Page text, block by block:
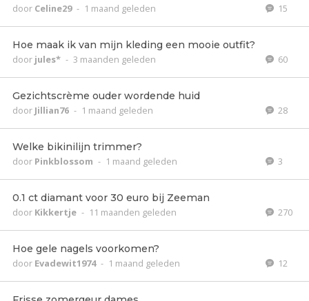
door Celine29 - 1 maand geleden 15
Hoe maak ik van mijn kleding een mooie outfit?
door jules* - 3 maanden geleden 60
Gezichtscrème ouder wordende huid
door Jillian76 - 1 maand geleden 28
Welke bikinilijn trimmer?
door Pinkblossom - 1 maand geleden 3
0.1 ct diamant voor 30 euro bij Zeeman
door Kikkertje - 11 maanden geleden 270
Hoe gele nagels voorkomen?
door Evadewit1974 - 1 maand geleden 12